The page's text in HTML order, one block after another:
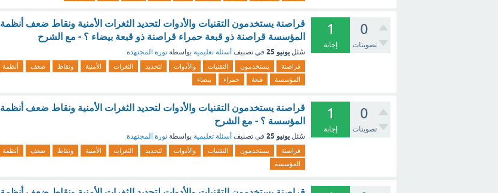
0
تصويتات
1
إجابة
قراصنة يستخدمون التقنيات والأدوات لتحديد الثغرات الأمنية ونقاط ضعف أنظمة
المؤسسة قراصنة ذو قبعة حمراء قراصنة ذو قبعة بيضاء ؟ - مع الشرح
سُئل يونيو 25 في تصنيف أسئلة تعليمية بواسطة نورة المجتهدة
قراصنة يستخدمون التقنيات والأدوات لتحديد الثغرات الأمنية ونقاط ضعف
أنظمة
المؤسسة
قبعة حمراء بيضاء
0
تصويتات
1
إجابة
قراصنة يستخدمون التقنيات والأدوات لتحديد الثغرات الأمنية ونقاط ضعف أنظمة
المؤسسة ؟ - مع الشرح
سُئل يونيو 25 في تصنيف أسئلة تعليمية بواسطة نورة المجتهدة
قراصنة يستخدمون التقنيات والأدوات لتحديد الثغرات الأمنية ونقاط ضعف
أنظمة
المؤسسة